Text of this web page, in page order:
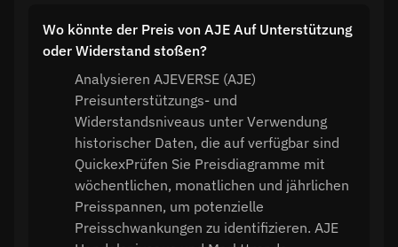
Wo könnte der Preis von AJE Auf Unterstützung
oder Widerstand stoßen?
Analysieren AJEVERSE (AJE)
Preisunterstützungs- und
Widerstandsniveaus unter Verwendung
historischer Daten, die auf verfügbar sind
QuickexPrüfen Sie Preisdiagramme mit
wöchentlichen, monatlichen und jährlichen
Preisspannen, um potenzielle
Preisschwankungen zu identifizieren. AJE